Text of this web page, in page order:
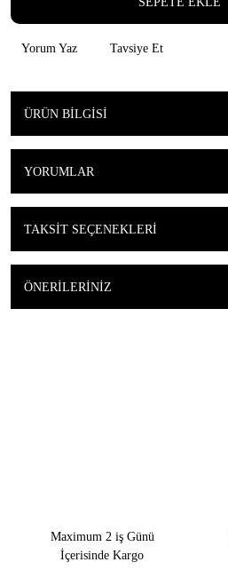
Yorum Yaz Tavsiye Et
ÜRÜN BILGISI
YORUMLAR
TAKSIT SEÇENEKLERI
ÖNERILERINIZ
Maximum 2 iş Günü
İçerisinde Kargo